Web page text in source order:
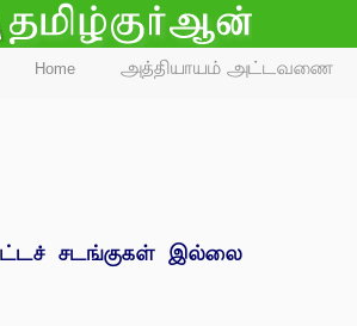
Home அத்தியாயம் அட்டவணை
சடங்குகள் இல்லை